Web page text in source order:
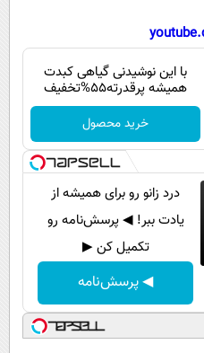
زیست
خارجی
با این نوشیدنی گیاهی کبدت
همیشه پرقدرته55%تخفیف
خرید محصول
درد زانو رو برای همیشه از
یادت ببر! ◀ پرسش‌نامه رو
تکمیل کن ▶
◀ پرسش‌نامه